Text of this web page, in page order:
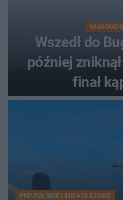
Wszedł do
później
finał
PKP POLSKIE LINIE KOLEJOWE